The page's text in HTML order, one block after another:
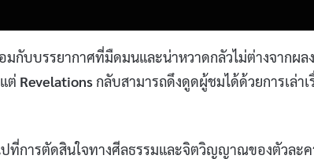
กับบรรยากาศที่มืดมนและน่าหวาดกลัวไม่ต่างจากผล
ต่ Revelationsกลับสามารถดึงดูดผู้ชมได้ด้วยการเล่าเ
ปที่การตัดสินใจทางศีลธรรมและจิตวิญญาณของตัวละค